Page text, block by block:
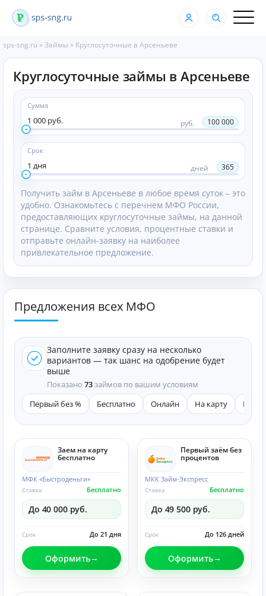
sps-sng.ru »Займы » Круглосуточные в Арсеньеве
Круглосуточные займы в Арсеньеве
Сумма
1 000 руб. руб. 100 000
Срок
1 дня дней 365
Получить займ в Арсеньеве в любое время суток – это
удобно. Ознакомьтесь с перечнем МФО России,
предоставляющих круглосуточные займы, на данной
странице. Сравните условия, процентные ставки и
отправьте онлайн-заявку на наиболее
привлекательное предложение.
Предложения всех МФО
Заполните заявку сразу на несколько
вариантов — так шанс на одобрение будет
выше
Показано 73займов по вашим условиям
Первый без %
Бесплатно Онлайн На карту
Заем на карту
бесплатно
МФК «Быстроденьги»
Бесплатно
Ставка
До 40 000 руб.
До 21 дня
Срок
Оформить
Первый заём без
процентов
МКК Займ-Экспресс
Бесплатно
Ставка
До 49 500 руб.
До 126 дней
Срок
Оформить